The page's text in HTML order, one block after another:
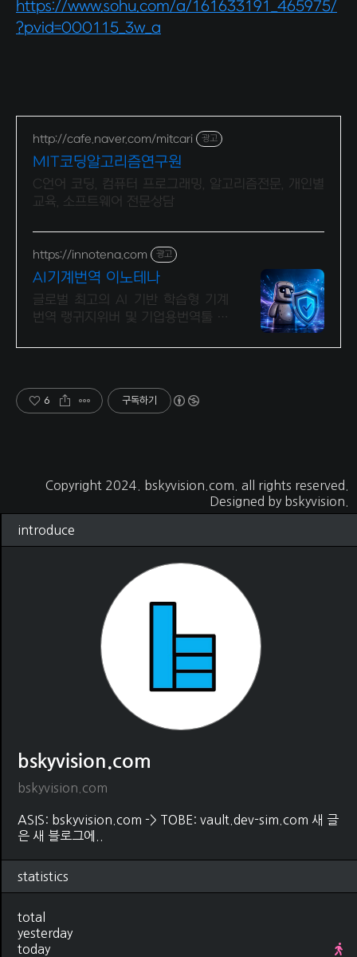
https://www.sohu.com/a/161633191_465975/
?pvid=000115_3w_a
http://cafe.naver.com/mitcari 광고
MIT코딩알고리즘연구원
C언어 코딩, 컴퓨터 프로그래밍, 알고리즘전문, 개인별
교육, 소프트웨어 전문상담
https://innotena.com 광고
AI기계번역 이노테나
글로벌 최고의 AI 기반 학습형 기계
번역 랭귀지위버 및 기업용번역툴 트
6 구독하기
Copyright 2024. bskyvision.com . all rights reserved.
Designed by bskyvision.
introduce
bskyvision.com
bskyvision.com
ASIS: bskyvision.com -> TOBE: vault.dev-sim.com 새 글
은 새 블로그에..
statistics
total
yesterday
today